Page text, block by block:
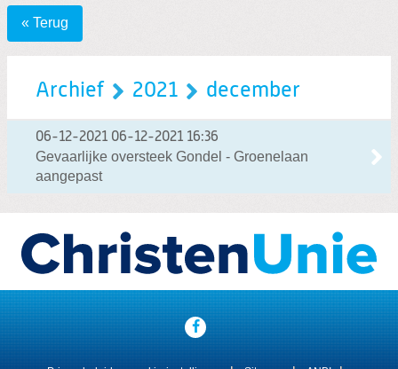
« Terug
Archief 2021 december
06-12-2021 06-12-2021 16:36
Gevaarlijke oversteek Gondel - Groenelaan
aangepast
media